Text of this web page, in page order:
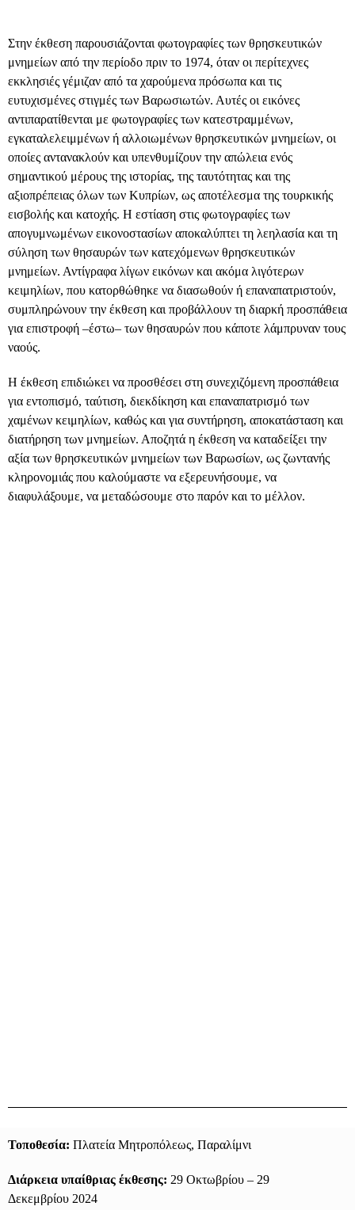
Στην έκθεση παρουσιάζονται φωτογραφίες των θρησκευτικών
μνημείων από την περίοδο πριν το 1974, όταν οι περίτεχνες
εκκλησιές γέμιζαν από τα χαρούμενα πρόσωπα και τις
ευτυχισμένες στιγμές των Βαρωσιωτών. Αυτές οι εικόνες
αντιπαρατίθενται με φωτογραφίες των κατεστραμμένων,
εγκαταλελειμμένων ή αλλοιωμένων θρησκευτικών μνημείων, οι
οποίες αντανακλούν και υπενθυμίζουν την απώλεια ενός
σημαντικού μέρους της ιστορίας, της ταυτότητας και της
αξιοπρέπειας όλων των Κυπρίων, ως αποτέλεσμα της τουρκικής
εισβολής και κατοχής. Η εστίαση στις φωτογραφίες των
απογυμνωμένων εικονοστασίων αποκαλύπτει τη λεηλασία και τη
σύληση των θησαυρών των κατεχόμενων θρησκευτικών
μνημείων. Αντίγραφα λίγων εικόνων και ακόμα λιγότερων
κειμηλίων, που κατορθώθηκε να διασωθούν ή επαναπατριστούν,
συμπληρώνουν την έκθεση και προβάλλουν τη διαρκή προσπάθεια
για επιστροφή –έστω– των θησαυρών που κάποτε λάμπρυναν τους
ναούς.
Η έκθεση επιδιώκει να προσθέσει στη συνεχιζόμενη προσπάθεια
για εντοπισμό, ταύτιση, διεκδίκηση και επαναπατρισμό των
χαμένων κειμηλίων, καθώς και για συντήρηση, αποκατάσταση και
διατήρηση των μνημείων. Αποζητά η έκθεση να καταδείξει την
αξία των θρησκευτικών μνημείων των Βαρωσίων, ως ζωντανής
κληρονομιάς που καλούμαστε να εξερευνήσουμε, να
διαφυλάξουμε, να μεταδώσουμε στο παρόν και το μέλλον.
Τοποθεσία: Πλατεία Μητροπόλεως, Παραλίμνι
Διάρκεια υπαίθριας έκθεσης: 29 Οκτωβρίου – 29
Δεκεμβρίου 2024